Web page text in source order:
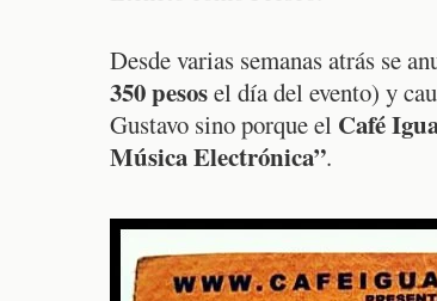
Desde varias semanas atrás se
350 pesosel día del evento) y
Gustavo sino porque el Café
Música Electrónica”.